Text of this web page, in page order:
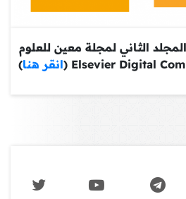
الثاني لمجلة معين للعلوم
انقر هنا)